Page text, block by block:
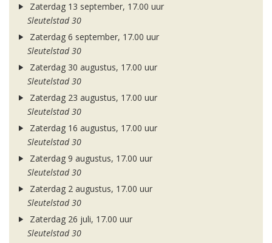
Zaterdag 13 september, 17.00 uur
Sleutelstad 30
Zaterdag 6 september, 17.00 uur
Sleutelstad 30
Zaterdag 30 augustus, 17.00 uur
Sleutelstad 30
Zaterdag 23 augustus, 17.00 uur
Sleutelstad 30
Zaterdag 16 augustus, 17.00 uur
Sleutelstad 30
Zaterdag 9 augustus, 17.00 uur
Sleutelstad 30
Zaterdag 2 augustus, 17.00 uur
Sleutelstad 30
Zaterdag 26 juli, 17.00 uur
Sleutelstad 30